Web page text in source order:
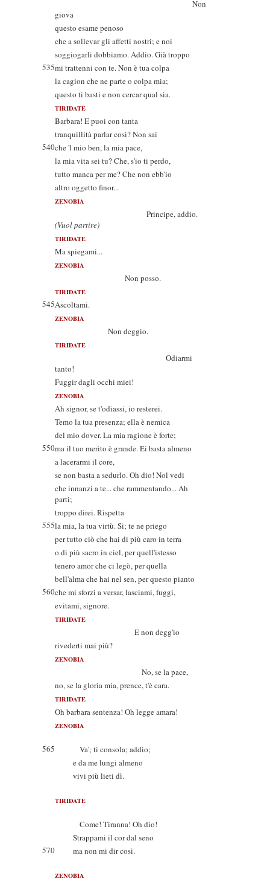
Non
giova
questo esame penoso
che a sollevar gli affetti nostri; e noi
soggiogarli dobbiamo. Addio. Già troppo
535mi trattenni con te. Non è tua colpa
la cagion che ne parte o colpa mia;
questo ti basti e non cercar qual sia.
TIRIDATE
Barbara! E puoi con tanta
tranquillità parlar così? Non sai
540che 'l mio ben, la mia pace,
la mia vita sei tu? Che, s'io ti perdo,
tutto manca per me? Che non ebb'io
altro oggetto finor...
ZENOBIA
Principe, addio.
(Vuol partire)
TIRIDATE
Ma spiegami...
ZENOBIA
Non posso.
TIRIDATE
545Ascoltami.
ZENOBIA
Non deggio.
TIRIDATE
Odiarmi
tanto!
Fuggir dagli occhi miei!
ZENOBIA
Ah signor, se t'odiassi, io resterei.
Temo la tua presenza; ella è nemica
del mio dover. La mia ragione è forte;
550ma il tuo merito è grande. Ei basta almeno
a lacerarmi il core,
se non basta a sedurlo. Oh dio! Nol vedi
che innanzi a te... che rammentando... Ah
parti;
troppo direi. Rispetta
555la mia, la tua virtù. Sì; te ne priego
per tutto ciò che hai di più caro in terra
o di più sacro in ciel, per quell'istesso
tenero amor che ci legò, per quella
bell'alma che hai nel sen, per questo pianto
560che mi sforzi a versar, lasciami, fuggi,
evitami, signore.
TIRIDATE
E non degg'io
rivederti mai più?
ZENOBIA
No, se la pace,
no, se la gloria mia, prence, t'è cara.
TIRIDATE
Oh barbara sentenza! Oh legge amara!
ZENOBIA
565
Va'; ti consola; addio;
e da me lungi almeno
vivi più lieti dì.
TIRIDATE
Come! Tiranna! Oh dio!
Strappami il cor dal seno
570
ma non mi dir così.
ZENOBIA